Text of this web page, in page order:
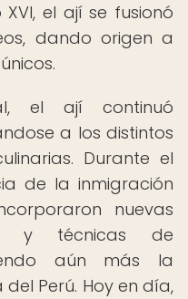
el ají se fusionó
dando origen a
el ají continuó
a los distintos
Durante el
de la inmigración
nuevas
y técnicas de
aún más la
Perú. Hoy en día,